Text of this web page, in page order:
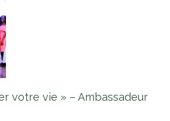
votre vie » – Ambassadeur